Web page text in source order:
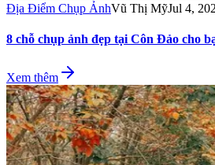
Địa Điểm Chụp ẢnhVũ Thị MỹJul 4,
8 chỗ chụp ảnh đẹp tại Côn Đảo cho
Xem thêm